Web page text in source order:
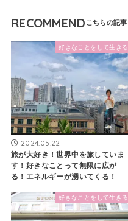
RECOMMEND
好きなことをして生きる
2024.05.22
旅が大好き！世界中を旅していま
す！好きなことって無限に広が
る！エネルギーが湧いてくる！
好きなことをして生きる